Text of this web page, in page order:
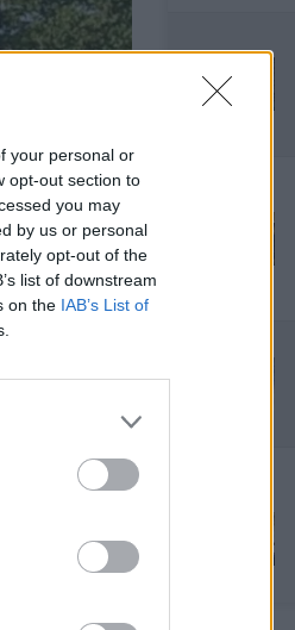
your personal or
opt-out section to
you may
by us or personal
opt-out of the
list of downstream
on the IAB’s List of